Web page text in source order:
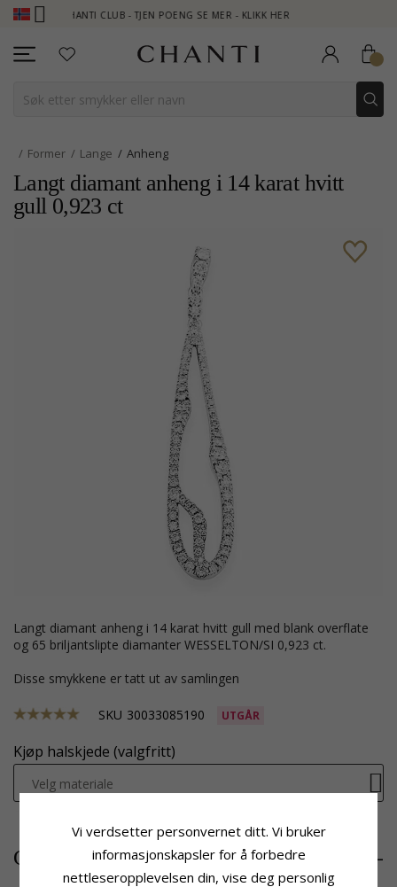
CHANTI CLUB - TJEN POENG SE MER - KLIKK HER
Former Lange Anheng
Langt diamant anheng i 14 karat hvitt
gull 0,923 ct
langt diamant anheng i 14 karat hvitt gull med blank overflate
og 65 briljantslipte diamanter WESSELTON/SI 0,923 ct.
Disse smykkene er tatt ut av samlingen
SKU 30033085190 UTGÅR
Kjøp halskjede (valgfritt)
Velg materiale
CHANTI-pris 25629,-
Vi verdsetter personvernet ditt. Vi bruker
informasjonskapsler for å forbedre
nettleseropplevelsen din, vise deg personlig